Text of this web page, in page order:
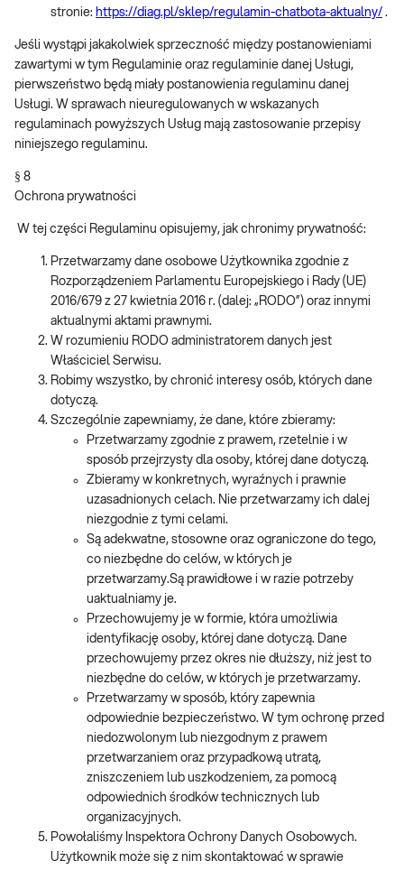
stronie: https://diag.pl/sklep/regulamin-chatbota-aktualny/ .
Jeśli wystąpi jakakolwiek sprzeczność między postanowieniami
zawartymi w tym Regulaminie oraz regulaminie danej Usługi,
pierwszeństwo będą miały postanowienia regulaminu danej
Usługi. W sprawach nieuregulowanych w wskazanych
regulaminach powyższych Usług mają zastosowanie przepisy
niniejszego regulaminu.
§ 8
Ochrona prywatności
W tej części Regulaminu opisujemy, jak chronimy prywatność:
Przetwarzamy dane osobowe Użytkownika zgodnie z
Rozporządzeniem Parlamentu Europejskiego i Rady (UE)
2016/679 z 27 kwietnia 2016 r. (dalej: „RODO”) oraz innymi
aktualnymi aktami prawnymi.
W rozumieniu RODO administratorem danych jest
Właściciel Serwisu.
Robimy wszystko, by chronić interesy osób, których dane
dotyczą.
Szczególnie zapewniamy, że dane, które zbieramy:
Przetwarzamy zgodnie z prawem, rzetelnie i w
sposób przejrzysty dla osoby, której dane dotyczą.
Zbieramy w konkretnych, wyraźnych i prawnie
uzasadnionych celach. Nie przetwarzamy ich dalej
niezgodnie z tymi celami.
Są adekwatne, stosowne oraz ograniczone do tego,
co niezbędne do celów, w których je
przetwarzamy.Są prawidłowe i w razie potrzeby
uaktualniamy je.
Przechowujemy je w formie, która umożliwia
identyfikację osoby, której dane dotyczą. Dane
przechowujemy przez okres nie dłuższy, niż jest to
niezbędne do celów, w których je przetwarzamy.
Przetwarzamy w sposób, który zapewnia
odpowiednie bezpieczeństwo. W tym ochronę przed
niedozwolonym lub niezgodnym z prawem
przetwarzaniem oraz przypadkową utratą,
zniszczeniem lub uszkodzeniem, za pomocą
odpowiednich środków technicznych lub
organizacyjnych.
Powołaliśmy Inspektora Ochrony Danych Osobowych.
Użytkownik może się z nim skontaktować w sprawie